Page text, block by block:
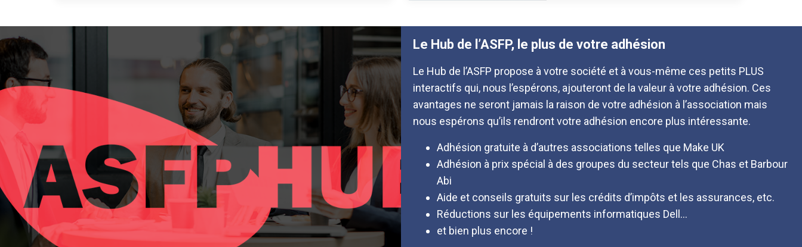
Le Hub de l’ASFP, le plus de votre adhésion
Le Hub de l’ASFP propose à votre société et à vous-même ces petits PLUS
interactifs qui, nous l’espérons, ajouteront de la valeur à votre adhésion. Ces
avantages ne seront jamais la raison de votre adhésion à l’association mais
nous espérons qu’ils rendront votre adhésion encore plus intéressante.
Adhésion gratuite à d’autres associations telles que Make UK
Adhésion à prix spécial à des groupes du secteur tels que Chas et Barbour
Abi
Aide et conseils gratuits sur les crédits d’impôts et les assurances, etc.
Réductions sur les équipements informatiques Dell…
et bien plus encore !